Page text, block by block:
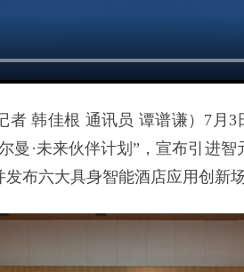
者 韩佳根 通讯员 谭谱谦）7月
曼·未来伙伴计划”，宣布引进
布六大具身智能酒店应用创新场